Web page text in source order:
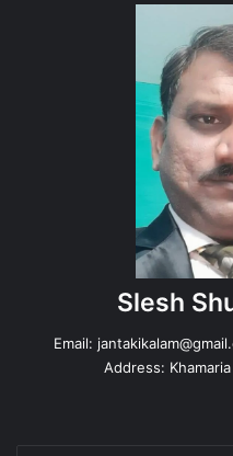
Slesh
Email:
Address: